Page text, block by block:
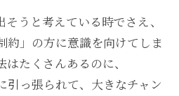
うと考えている時でさえ、
約」の方に意識を向けてしま
たくさんあるのに、
引っ張られて、大きなチャン